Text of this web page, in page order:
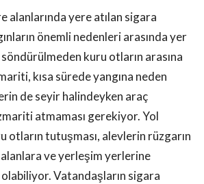
alanlarında yere atılan sigara
önemli nedenleri arasında yer
kuru otların arasına
kısa sürede yangına neden
de seyir halindeyken araç
atmaması gerekiyor. Yol
otların tutuşması, alevlerin rüzgarın
ve yerleşim yerlerine
olabiliyor. Vatandaşların sigara